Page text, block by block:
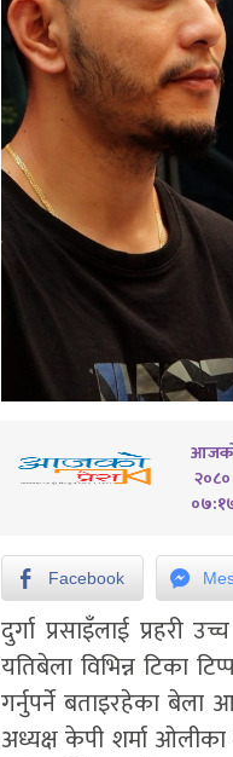
२०८०
Facebook
दुर्गा प्रसाइँलाई प्रहरी
यतिबेला विभिन्न टिका
गर्नुपर्ने बताइरहेका बेला
अध्यक्ष केपी शर्मा